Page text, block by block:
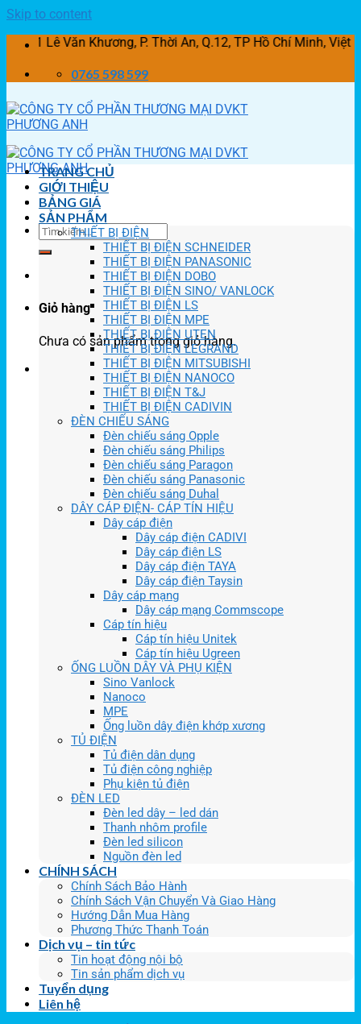
Skip to content
21 Lê Văn Khương, P. Thời An, Q.12, TP Hồ Chí Minh, Việt Nam
0765 598 599
Giỏ hàng
Chưa có sản phẩm trong giỏ hàng.
TRANG CHỦ
GIỚI THIỆU
BẢNG GIÁ
SẢN PHẨM
THIẾT BỊ ĐIỆN
THIẾT BỊ ĐIỆN SCHNEIDER
THIẾT BỊ ĐIỆN PANASONIC
THIẾT BỊ ĐIỆN DOBO
THIẾT BỊ ĐIỆN SINO/ VANLOCK
THIẾT BỊ ĐIỆN LS
THIẾT BỊ ĐIỆN MPE
THIẾT BỊ ĐIỆN UTEN
THIẾT BỊ ĐIỆN LEGRAND
THIẾT BỊ ĐIỆN MITSUBISHI
THIẾT BỊ ĐIỆN NANOCO
THIẾT BỊ ĐIỆN T&J
THIẾT BỊ ĐIỆN CADIVIN
ĐÈN CHIẾU SÁNG
Đèn chiếu sáng Opple
Đèn chiếu sáng Philips
Đèn chiếu sáng Paragon
Đèn chiếu sáng Panasonic
Đèn chiếu sáng Duhal
DÂY CÁP ĐIỆN- CÁP TÍN HIỆU
Dây cáp điện
Dây cáp điện CADIVI
Dây cáp điện LS
Dây cáp điện TAYA
Dây cáp điện Taysin
Dây cáp mạng
Dây cáp mạng Commscope
Cáp tín hiệu
Cáp tín hiệu Unitek
Cáp tín hiệu Ugreen
ỐNG LUỒN DÂY VÀ PHỤ KIỆN
Sino Vanlock
Nanoco
MPE
Ống luồn dây điện khớp xương
TỦ ĐIỆN
Tủ điện dân dụng
Tủ điện công nghiệp
Phụ kiện tủ điện
ĐÈN LED
Đèn led dây – led dán
Thanh nhôm profile
Đèn led silicon
Nguồn đèn led
CHÍNH SÁCH
Chính Sách Bảo Hành
Chính Sách Vận Chuyển Và Giao Hàng
Hướng Dẫn Mua Hàng
Phương Thức Thanh Toán
Dịch vụ – tin tức
Tin hoạt động nội bộ
Tin sản phẩm dịch vụ
Tuyển dụng
Liên hệ